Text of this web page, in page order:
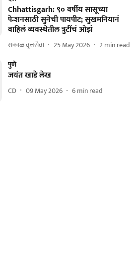
Chhattisgarh: ९० वर्षीय सासूच्या
पेन्शनसाठी सुनेची पायपीट; सुखमनियानं
वाहिलं व्यवस्थेतील त्रुटींचं ओझं
सकाळ वृत्तसेवा 25 May 2026 2min read
पुणे
जयंत खाडे लेख
CD 09 May 2026 6min read